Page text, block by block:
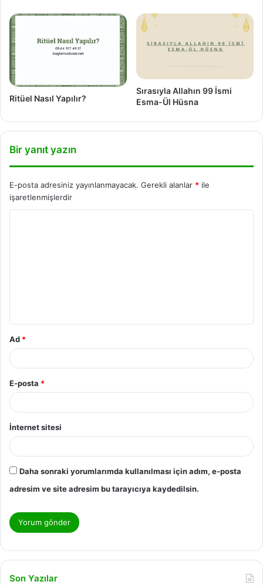
Ritüel Nasıl Yapılır?
Sırasıyla Allahın 99 İsmi
Esma-Ül Hüsna
Bir yanıt yazın
E-posta adresiniz yayınlanmayacak. Gerekli alanlar * ile
işaretlenmişlerdir
Ad *
E-posta *
İnternet sitesi
Daha sonraki yorumlarımda kullanılması için adım, e-posta
adresim ve site adresim bu tarayıcıya kaydedilsin.
Son Yazılar